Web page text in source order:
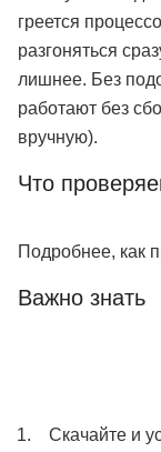
греется
разгоняться
лишнее. Без
работают без
вручную).
Что
Подробнее, как
Важно знать
Скачайте и